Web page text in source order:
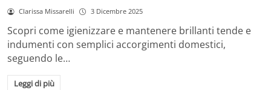
Clarissa Missarelli 3 Dicembre 2025
Scopri come igienizzare e mantenere brillanti tende e
indumenti con semplici accorgimenti domestici,
seguendo le…
Leggi di più